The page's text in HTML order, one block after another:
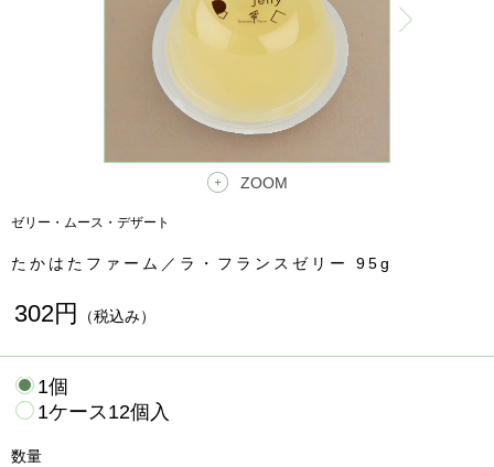
ZOOM
ゼリー・ムース・デザート
たかはたファーム／ラ・フランスゼリー 95g
302円 （税込み）
1個
1ケース12個入
数量